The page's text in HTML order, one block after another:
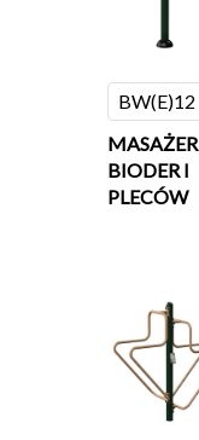
BW(E)12
MASAŻER
BIODER I
PLECÓW